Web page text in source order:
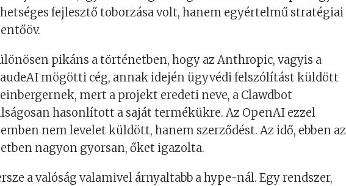
fejlesztő toborzása volt, hanem egyértelmű stratégiai
pikáns a történetben, hogy az Anthropic, vagyis a
mögötti cég, annak idején ügyvédi felszólítást küldött
mert a projekt eredeti neve, a Clawdbot
hasonlított a saját termékükre. Az OpenAI ezzel
nem levelet küldött, hanem szerződést. Az idő, ebben az
nagyon gyorsan, őket igazolta.
a valóság valamivel árnyaltabb a hype-nál. Egy rendszer,